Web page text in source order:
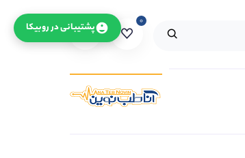
۰ ۰ پشتیبانی در روبیکا